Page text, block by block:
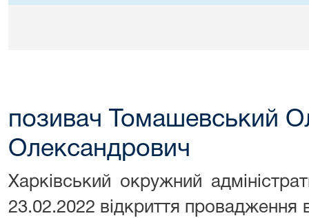
позивач Томашевський
Олександрович
Харківський окружний
23.02.2022 відкриття провадження